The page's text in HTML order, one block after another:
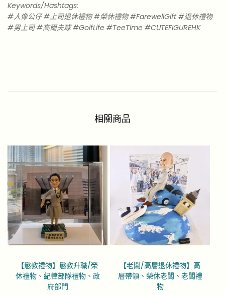
Keywords/Hashtags:
#人像公仔 #上司退休禮物 #榮休禮物 #FarewellGift #退休禮物
#男上司 #高爾夫球 #GolfLife #TeeTime #CUTEFIGUREHK
相關商品
【懲教禮物】懲教升職/榮
休禮物、紀律部隊禮物、政
府部門
【老闆/高層退休禮物】高
層帶領、榮休老闆、老闆禮
物